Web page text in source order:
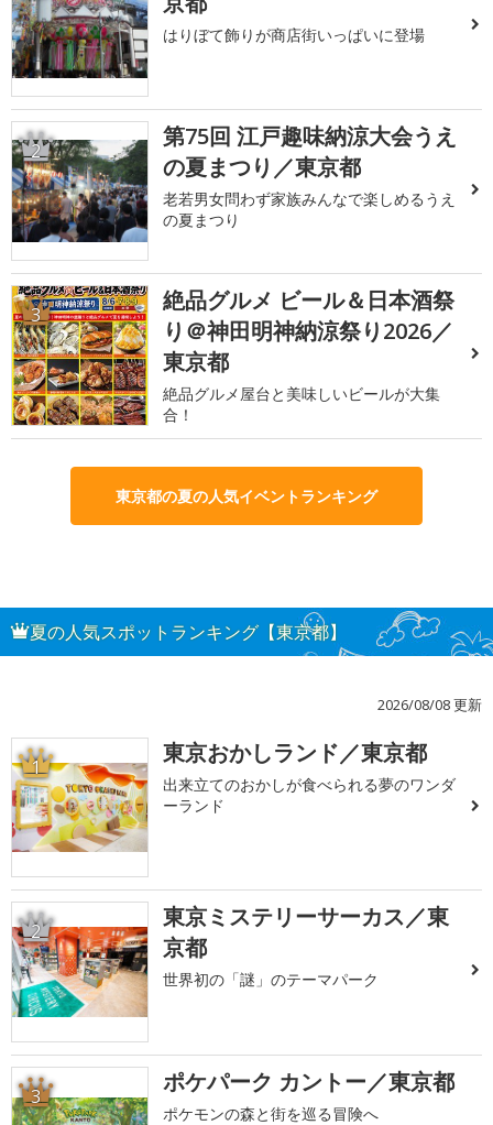
はりぼて飾りが商店街いっぱいに登場
2
第75回 江戸趣味納涼大会うえ
の夏まつり／東京都
老若男女問わず家族みんなで楽しめるうえ
の夏まつり
3
絶品グルメ ビール＆日本酒祭
り＠神田明神納涼祭り2026／
東京都
絶品グルメ屋台と美味しいビールが大集
合！
東京都の夏の人気イベントランキング
夏の人気スポットランキング【東京都】
2026/08/08 更新
1 東京おかしランド／東京都
出来立てのおかしが食べられる夢のワンダ
ーランド
2
東京ミステリーサーカス／東
京都
世界初の「謎」のテーマパーク
3 ポケパーク カントー／東京都
ポケモンの森と街を巡る冒険へ